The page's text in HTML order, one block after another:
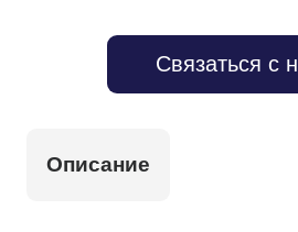
Связаться с
Описание